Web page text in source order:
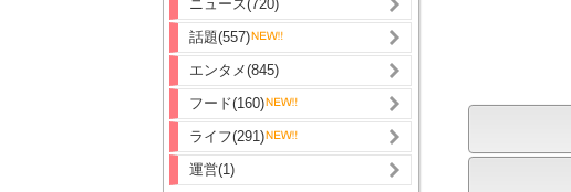
ニュース(720)
話題(557)
エンタメ(845)
フード(160)
ライフ(291)
運営(1)